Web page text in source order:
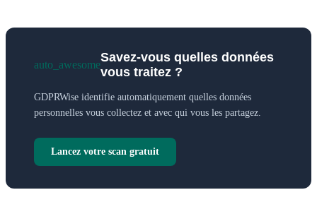
auto_awesome
Savez-vous quelles données
vous traitez ?
GDPRWise identifie automatiquement quelles données
personnelles vous collectez et avec qui vous les partagez.
Lancez votre scan gratuit